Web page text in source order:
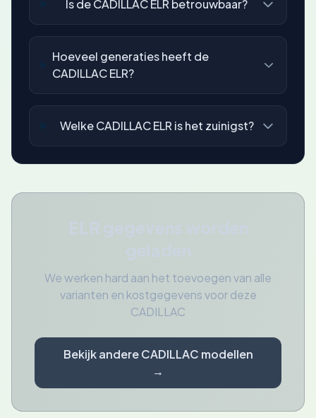
Is de CADILLAC ELR betrouwbaar?
Hoeveel generaties heeft de
CADILLAC ELR?
Welke CADILLAC ELR is het zuinigst?
We werken hard aan het toevoegen van alle
varianten en kostgegevens voor deze
CADILLAC
Bekijk andere CADILLAC modellen
→